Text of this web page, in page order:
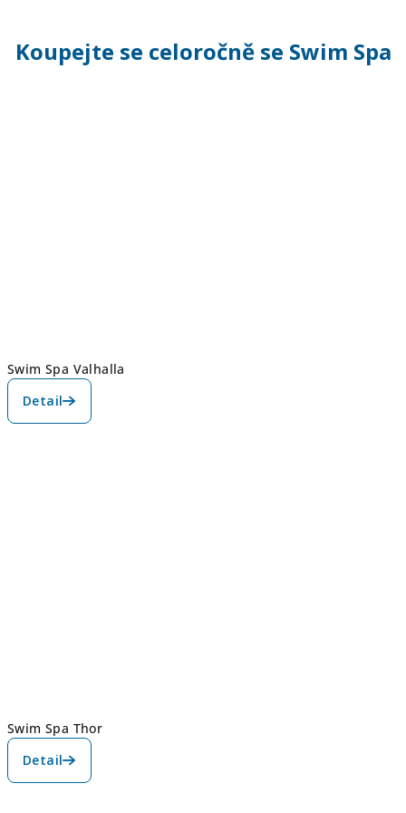
Koupejte se celoročně se Swim Spa
Swim Spa Valhalla
Detail
Swim Spa Thor
Detail